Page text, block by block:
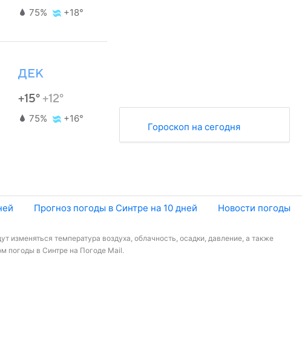
Гороскоп на сегодня
75% +18°
ДЕК
+15°+12°
75% +16°
Прогноз погоды в Синтре на 10 дней
Новости погоды
температура воздуха, облачность, осадки, давление, а также
погоды в Синтре на Погоде Mail.